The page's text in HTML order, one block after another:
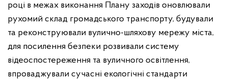
році в межах виконання Плану заходів оновлювали
рухомий склад громадського транспорту, будували
та реконструювали вулично-шляхову мережу міста,
для посилення безпеки розвивали систему
відеоспостереження та вуличного освітлення,
впроваджували сучасні екологічні стандарти